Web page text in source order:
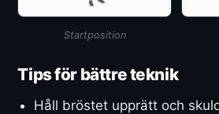
Startposition
Tips för bättre teknik
Håll bröstet upprätt och